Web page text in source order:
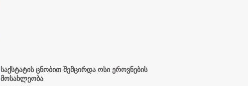
საქსტატის ცნობით შემცირდა ოსი ეროვნების
მოსახლეობა